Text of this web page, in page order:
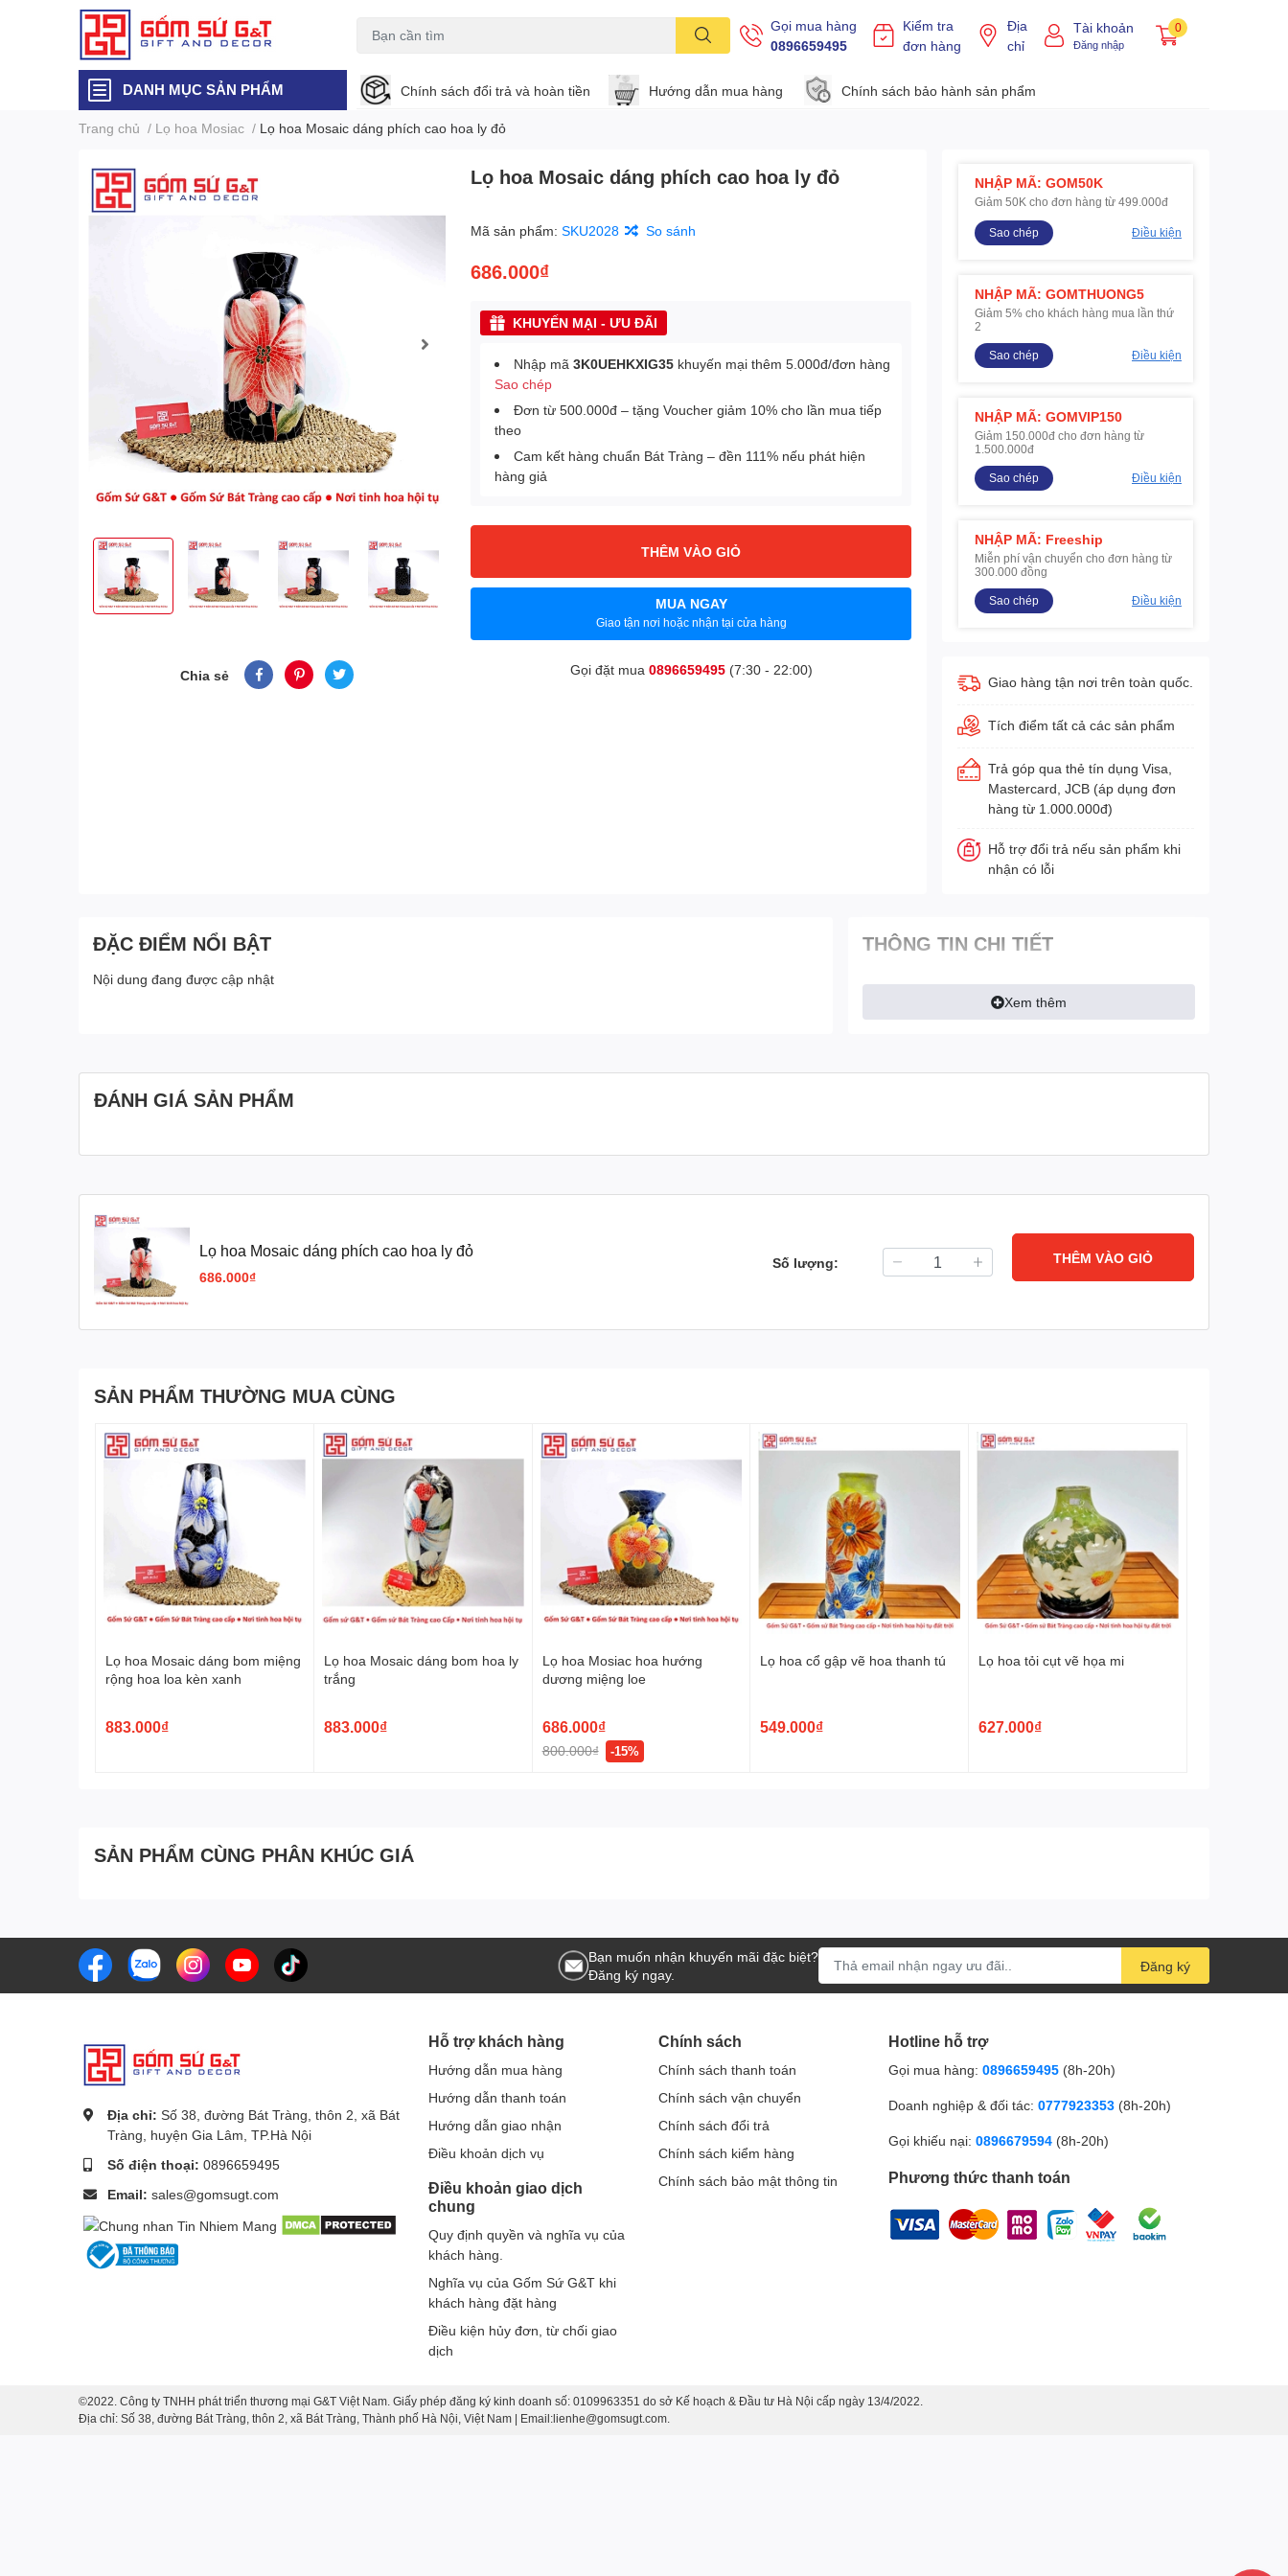
Gọi mua hàng
0896659495
Kiểm tra
đơn hàng
Địa
chỉ
Tài khoản
Đăng nhập
0
DANH MỤC SẢN PHẨM Chính sách đổi trả và hoàn tiền Hướng dẫn mua hàng Chính sách bảo hành sản phẩm
Trang chủ / Lọ hoa Mosiac / Lọ hoa Mosaic dáng phích cao hoa ly đỏ
Chia sẻ
Lọ hoa Mosaic dáng phích cao hoa ly đỏ
Mã sản phẩm:SKU2028 So sánh
686.000₫
KHUYẾN MẠI - ƯU ĐÃI
Nhập mã3K0UEHKXIG35 khuyến mại thêm 5.000đ/đơn hàng
Sao chép
Đơn từ 500.000đ – tặng Voucher giảm 10% cho lần mua tiếp
theo
Cam kết hàng chuẩn Bát Tràng – đền 111% nếu phát hiện
hàng giả
THÊM VÀO GIỎ
MUA NGAY
Giao tận nơi hoặc nhận tại cửa hàng
Gọi đặt mua 0896659495(7:30 - 22:00)
NHẬP MÃ: GOM50K
Giảm 50K cho đơn hàng từ 499.000đ
Sao chép Điều kiện
NHẬP MÃ: GOMTHUONG5
Giảm 5% cho khách hàng mua lần thứ
2
Sao chép
Điều kiện
NHẬP MÃ: GOMVIP150
Giảm 150.000đ cho đơn hàng từ
1.500.000đ
Sao chép
Điều kiện
NHẬP MÃ: Freeship
Miễn phí vận chuyển cho đơn hàng từ
300.000 đồng
Sao chép
Điều kiện
Giao hàng tận nơi trên toàn quốc.
Tích điểm tất cả các sản phẩm
Trả góp qua thẻ tín dụng Visa,
Mastercard, JCB (áp dụng đơn
hàng từ 1.000.000đ)
Hỗ trợ đổi trả nếu sản phẩm khi
nhận có lỗi
ĐẶC ĐIỂM NỔI BẬT
Nội dung đang được cập nhật
THÔNG TIN CHI TIẾT
Xem thêm
ĐÁNH GIÁ SẢN PHẨM
Lọ hoa Mosaic dáng phích cao hoa ly đỏ
686.000₫
Số lượng: THÊM VÀO GIỎ
SẢN PHẨM THƯỜNG MUA CÙNG
Lọ hoa Mosaic dáng bom miệng
rộng hoa loa kèn xanh
883.000₫
Lọ hoa Mosaic dáng bom hoa ly
trắng
883.000₫
Lọ hoa Mosiac hoa hướng
dương miệng loe
686.000₫
800.000₫ -15%
Lọ hoa cổ gập vẽ hoa thanh tú
549.000₫
Lọ hoa tỏi cụt vẽ họa mi
627.000₫
SẢN PHẨM CÙNG PHÂN KHÚC GIÁ
Bạn muốn nhận khuyến mãi đặc biệt?
Đăng ký ngay.
Đăng ký
Địa chỉ: Số 38, đường Bát Tràng, thôn 2, xã Bát
Tràng, huyện Gia Lâm, TP.Hà Nội
Số điện thoại: 0896659495
Email: sales@gomsugt.com
Hỗ trợ khách hàng
Hướng dẫn mua hàng
Hướng dẫn thanh toán
Hướng dẫn giao nhận
Điều khoản dịch vụ
Điều khoản giao dịch
chung
Quy định quyền và nghĩa vụ của
khách hàng.
Nghĩa vụ của Gốm Sứ G&T khi
khách hàng đặt hàng
Điều kiện hủy đơn, từ chối giao
dịch
Chính sách
Chính sách thanh toán
Chính sách vận chuyển
Chính sách đổi trả
Chính sách kiểm hàng
Chính sách bảo mật thông tin
Hotline hỗ trợ
Gọi mua hàng: 0896659495 (8h-20h)
Doanh nghiệp & đối tác: 0777923353 (8h-20h)
Gọi khiếu nại: 0896679594 (8h-20h)
Phương thức thanh toán
©2022. Công ty TNHH phát triển thương mại G&T Việt Nam. Giấy phép đăng ký kinh doanh số: 0109963351 do sở Kế hoạch & Đầu tư Hà Nội cấp ngày 13/4/2022.
Địa chỉ: Số 38, đường Bát Tràng, thôn 2, xã Bát Tràng, Thành phố Hà Nội, Việt Nam | Email:lienhe@gomsugt.com.